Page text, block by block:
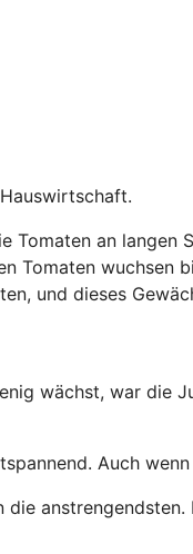
an
Tomaten wuchsen
und dieses
wächst, war die
Auch